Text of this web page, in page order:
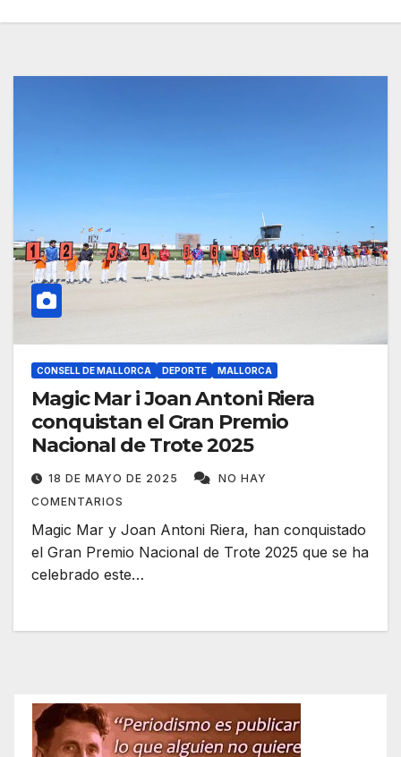
CONSELL DE MALLORCA DEPORTE MALLORCA
Magic Mar i Joan Antoni Riera
conquistan el Gran Premio
Nacional de Trote 2025
18 DE MAYO DE 2025
NO HAY
COMENTARIOS
Magic Mar y Joan Antoni Riera, han conquistado
el Gran Premio Nacional de Trote 2025 que se ha
celebrado este…